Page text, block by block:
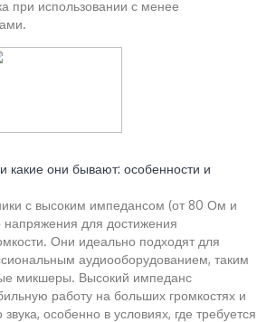
при использовании с менее
какие они бывают: особенности и
с высоким импедансом (от 80 Ом и
для достижения
Они идеально подходят для
аудиооборудованием, таким
микшеры. Высокий импеданс
работу на больших громкостях и
особенно в условиях, где требуется